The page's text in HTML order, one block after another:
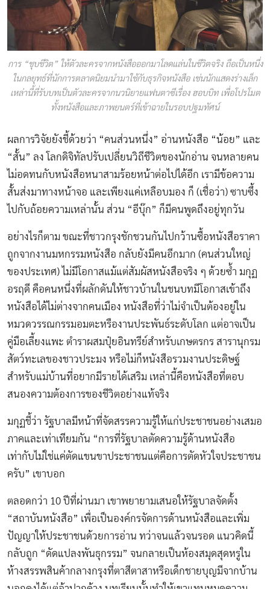
การ “ชุบชีวิต” ให้ตัวละครจากหนังสือออกมาโลดแล่นในชีวิตจริง ถือเป็นหนึ่ง
ในกลยุทธ์ที่นักการตลาดนิยมนำมาใช้กับธุรกิจหนังสือ เช่นนักแสดงร่างเล็ก
เหล่านี้ที่รับบทเป็นตัวละครจากนวนิยายแฟนตาซีเรื่อง ฮอบบิท เพื่อโปรโมต
ทั้งหนังสือและภาพยนตร์ที่เข้าฉายในรอบปฐมทัศน์
ผลการวิจัยยังชี้ด้วยว่า “คนส่วนหนึ่ง” อ่านหนังสือ “น้อย” และ
“สั้น” ลง โลกดิจิทัลปรับเปลี่ยนวิถีชีวิตของนักอ่าน จนหลายคน
ไม่อดทนกับหนังสือหนาสามร้อยหน้าต่อไปได้อีก เรามีข้อความ
สั้นส่งมาทางหน้าจอ และเพียงแค่เหลือบมอง ก็ (เชื่อว่า) ซาบซึ้ง
ไปกับถ้อยความเหล่านั้น ส่วน “อีบุ๊ก” ก็มีคนพูดถึงอยู่ทุกวัน
อย่างไรก็ตาม ขณะที่ชาวกรุงชักชวนกันไปกว้านซื้อหนังสือราคา
ถูกจากงานมหกรรมหนังสือ กลับยังมีคนอีกมาก (คนส่วนใหญ่
ของประเทศ) ไม่มีโอกาสแม้แต่สัมผัสหนังสือจริง ๆ ด้วยซํ้า มกุฏ
อรฤดี คือคนหนึ่งที่ผลักดันให้ชาวบ้านในชนบทมีโอกาสเข้าถึง
หนังสือได้ไม่ต่างจากคนเมือง หนังสือที่ว่าไม่จำเป็นต้องอยู่ใน
หมวดวรรณกรรมอมตะหรืองานประพันธ์ระดับโลก แต่อาจเป็น
คู่มือเลี้ยงแพะ ตำราผสมปุ๋ยอินทรีย์สำหรับเกษตรกร สารานุกรม
สัตว์ทะเลของชาวประมง หรือไม่ก็หนังสือรวมงานประดิษฐ์
สำหรับแม่บ้านที่อยากมีรายได้เสริม เหล่านี้คือหนังสือที่ตอบ
สนองความต้องการของชีวิตอย่างแท้จริง
มกุฏชี้ว่า รัฐบาลมีหน้าที่จัดสรรความรู้ให้แก่ประชาชนอย่างเสมอ
ภาคและเท่าเทียมกัน “การที่รัฐบาลตัดความรู้ด้านหนังสือ
เท่ากับไม่ใช่แค่ตัดแขนขาประชาชนแต่คือการตัดหัวใจประชาชน
ครับ” เขาบอก
ตลอดกว่า 10 ปีที่ผ่านมา เขาพยายามเสนอให้รัฐบาลจัดตั้ง
“สถาบันหนังสือ” เพื่อเป็นองค์กรจัดการด้านหนังสือและเพิ่ม
ปัญญาให้ประชาชนด้วยการอ่าน ทว่าจนแล้วจนรอด แนวคิดนี้
กลับถูก “ดัดแปลงพันธุกรรม” จนกลายเป็นห้องสมุดสุดหรูใน
ห้างสรรพสินค้ากลางกรุงที่ตาสีตาสาหรือเด็กชายบุญมีจากบ้าน